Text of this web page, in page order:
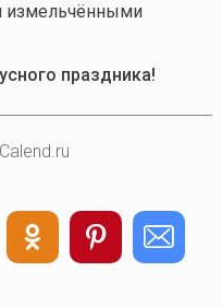
измельчёнными
праздника!